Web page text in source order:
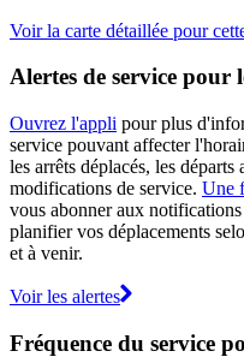
Voir la carte détaillée pour
Alertes de service
Ouvrez l'appli pour plus
service pouvant affecter
les arrêts déplacés, les
modifications de service. Une
vous abonner aux
planifier vos déplacements
et à venir.
Voir les alertes
Fréquence du service